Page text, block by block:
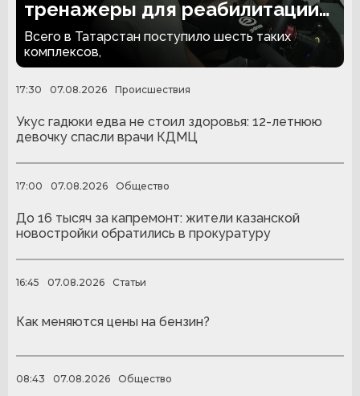
тренажеры для реабилитации
людей с ампутациями
Всего в Татарстан поступило шесть таких
комплексов,
17:30 07.08.2026 Происшествия
Укус гадюки едва не стоил здоровья: 12-летнюю
девочку спасли врачи КДМЦ
17:00 07.08.2026 Общество
До 16 тысяч за капремонт: жители казанской
новостройки обратились в прокуратуру
16:45 07.08.2026 Статьи
Как меняются цены на бензин?
08:43 07.08.2026 Общество